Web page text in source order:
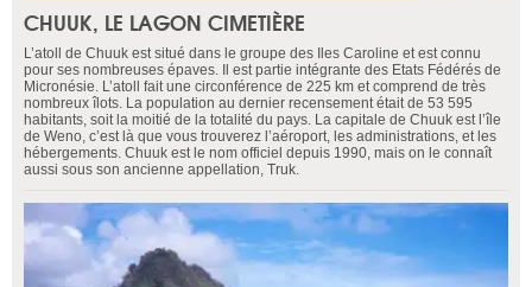
CHUUK, LE LAGON CIMETIÈRE
L’atoll de Chuuk est situé dans le groupe des Iles Caroline et est connu
pour ses nombreuses épaves. Il est partie intégrante des Etats Fédérés de
Micronésie. L’atoll fait une circonférence de 225 km et comprend de très
nombreux îlots. La population au dernier recensement était de 53 595
habitants, soit la moitié de la totalité du pays. La capitale de Chuuk est l’île
de Weno, c’est là que vous trouverez l’aéroport, les administrations, et les
hébergements. Chuuk est le nom officiel depuis 1990, mais on le connaît
aussi sous son ancienne appellation, Truk.